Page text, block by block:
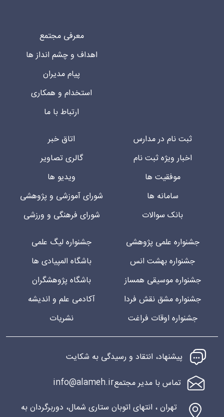
معرفی مجتمع
اهداف و چشم انداز ها
پیام مدیران
استخدام و همکاری
ارتباط با ما
ثبت نام در مدارس
اخبار ویژه ثبت نام
موفقیت ها
سامانه ها
بانک سوالات
اتاق خبر
گالری تصاویر
ویدیو ها
شورای آموزشی و پژوهشی
شورای فرهنگی و ورزشی
جشنواره علمی پژوهشی
جشنواره بهشت انس
جشنواره موسیقی همساز
جشنواره مشق نقش فردا
جشنواره اوقات فراغت
جشنواره لیگ علمی
باشگاه المپیادی ها
باشگاه پژوهشگران
آکادمی علم و اندیشه
نشریات
پیشنهاد، انتقاد و رسیدگی به شکایت
تماس با مدیر مجتمعinfo@alameh.ir
تهران ، انتهای اتوبان ستاری شمال، دوربرگردان به